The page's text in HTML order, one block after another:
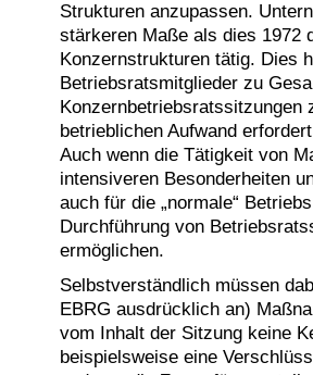
Strukturen anzupassen.
stärkeren Maße als dies 1972
Konzernstrukturen tätig. Dies
Betriebsratsmitglieder zu
Konzernbetriebsratssitzungen
betrieblichen Aufwand
Auch wenn die Tätigkeit von
intensiveren Besonderheiten
auch für die „normale“
Durchführung von
ermöglichen.
Selbstverständlich müssen
EBRG ausdrücklich an)
vom Inhalt der Sitzung keine
beispielsweise eine